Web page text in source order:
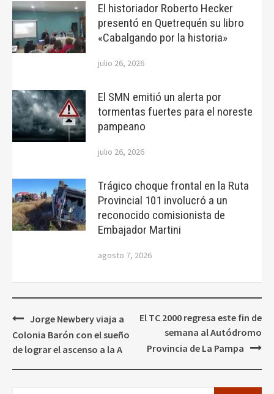
El historiador Roberto Hecker
presentó en Quetrequén su libro
«Cabalgando por la historia»
julio 26, 2026
El SMN emitió un alerta por
tormentas fuertes para el noreste
pampeano
julio 26, 2026
Trágico choque frontal en la Ruta
Provincial 101 involucró a un
reconocido comisionista de
Embajador Martini
agosto 7, 2026
Navegación
de
entradas
Jorge Newbery viaja a
Colonia Barón con el sueño
de lograr el ascenso a la A
El TC 2000 regresa este fin de
semana al Autódromo
Provincia de La Pampa